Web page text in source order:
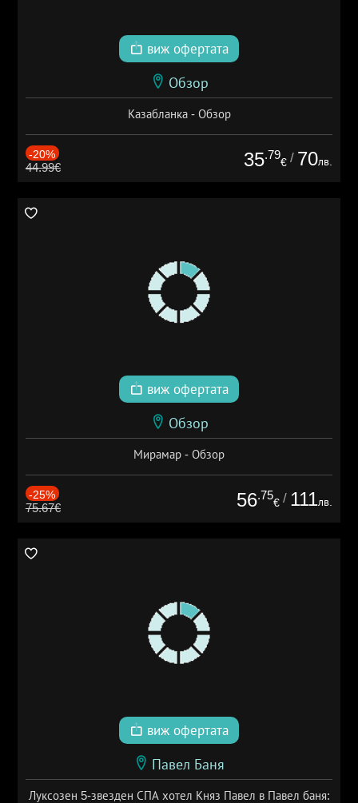
виж офертата
Обзор
Казабланка - Обзор
-20%
44.99€ 35.79
€ / 70лв.
виж офертата
Обзор
Мирамар - Обзор
-25%
75.67€ 56.75
€ / 111лв.
виж офертата
Павел Баня
Луксозен 5-звезден СПА хотел Княз Павел в Павел баня: